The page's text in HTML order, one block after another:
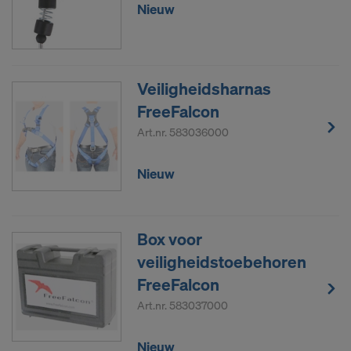
Nieuw
Veiligheidsharnas
FreeFalcon
Art.nr. 583036000
Nieuw
Box voor
veiligheidstoebehoren
FreeFalcon
Art.nr. 583037000
Nieuw